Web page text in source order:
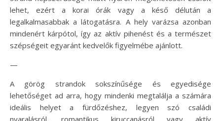
lehet, ezért a korai órák vagy a késő délután a
legalkalmasabbak a látogatásra. A hely varázsa azonban
mindenért kárpótol, így az aktív pihenést és a természet
szépségeit egyaránt kedvelők figyelmébe ajánlott.
—
A görög strandok sokszínűsége és egyedisége
lehetőséget ad arra, hogy mindenki megtalálja a számára
ideális helyet a fürdőzéshez, legyen szó családi